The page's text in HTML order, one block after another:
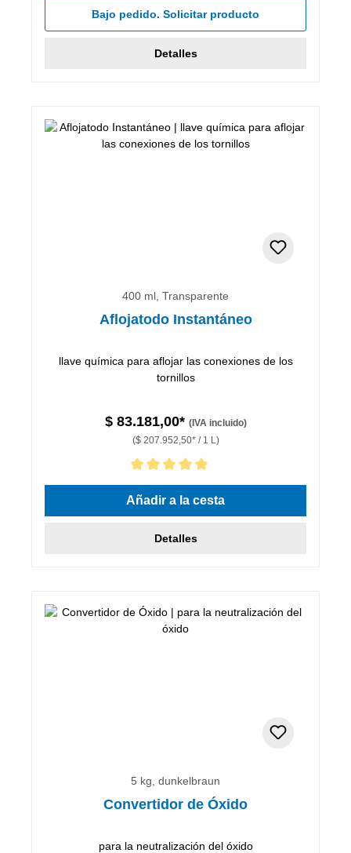
Bajo pedido. Solicitar producto
Detalles
400 ml, Transparente
Aflojatodo Instantáneo
llave química para aflojar las conexiones de los
tornillos
$ 83.181,00* (IVA incluido)
($ 207.952,50* / 1 L)
Calificación promedio de 5 de 5 estrellas
Añadir a la cesta
Detalles
5 kg, dunkelbraun
Convertidor de Óxido
para la neutralización del óxido